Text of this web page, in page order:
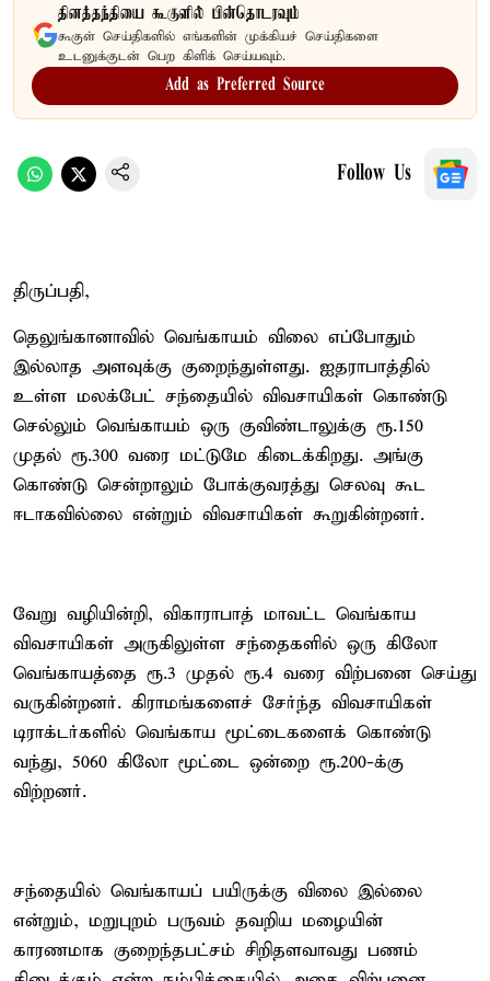
தினத்தந்தியை கூகுளில் பின்தொடரவும்
கூகுள் செய்திகளில் எங்களின் முக்கியச் செய்திகளை
உடனுக்குடன் பெற கிளிக் செய்யவும்.
Add as Preferred Source
Follow Us
திருப்பதி,
தெலுங்கானாவில் வெங்காயம் விலை எப்போதும்
இல்லாத அளவுக்கு குறைந்துள்ளது. ஐதராபாத்தில்
உள்ள மலக்பேட் சந்தையில் விவசாயிகள் கொண்டு
செல்லும் வெங்காயம் ஒரு குவிண்டாலுக்கு ரூ.150
முதல் ரூ.300 வரை மட்டுமே கிடைக்கிறது. அங்கு
கொண்டு சென்றாலும் போக்குவரத்து செலவு கூட
ஈடாகவில்லை என்றும் விவசாயிகள் கூறுகின்றனர்.
வேறு வழியின்றி, விகாராபாத் மாவட்ட வெங்காய
விவசாயிகள் அருகிலுள்ள சந்தைகளில் ஒரு கிலோ
வெங்காயத்தை ரூ.3 முதல் ரூ.4 வரை விற்பனை செய்து
வருகின்றனர். கிராமங்களைச் சேர்ந்த விவசாயிகள்
டிராக்டர்களில் வெங்காய மூட்டைகளைக் கொண்டு
வந்து, 50–60 கிலோ மூட்டை ஒன்றை ரூ.200-க்கு
விற்றனர்.
சந்தையில் வெங்காயப் பயிருக்கு விலை இல்லை
என்றும், மறுபுறம் பருவம் தவறிய மழையின்
காரணமாக குறைந்தபட்சம் சிறிதளவாவது பணம்